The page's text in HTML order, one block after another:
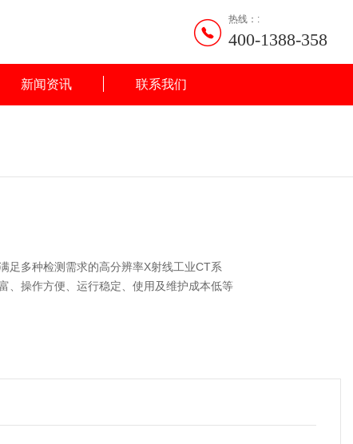
热线：:
400-1388-358
新闻资讯 联系我们
足多种检测需求的高分辨率X射线工业CT系
、操作方便、运行稳定、使用及维护成本低等